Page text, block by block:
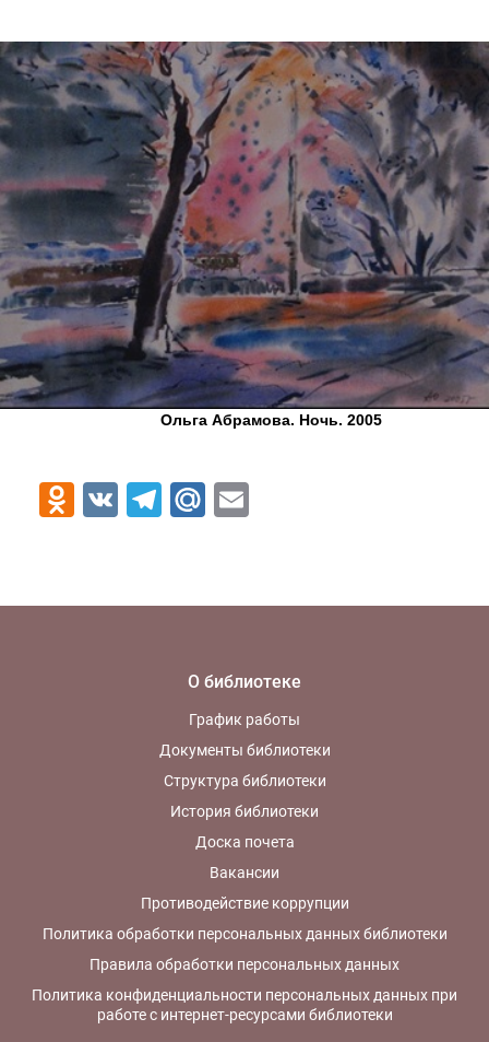
Ольга Абрамова. Ночь. 2005
Odnoklassniki
VK Telegram
Mail.Ru
О библиотеке
График работы
Документы библиотеки
Структура библиотеки
История библиотеки
Доска почета
Вакансии
Противодействие коррупции
Политика обработки персональных данных библиотеки
Правила обработки персональных данных
Политика конфиденциальности персональных данных при
работе с интернет-ресурсами библиотеки